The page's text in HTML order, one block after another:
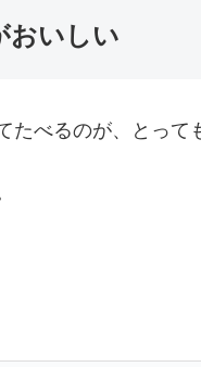
おいしい
たべるのが、とって